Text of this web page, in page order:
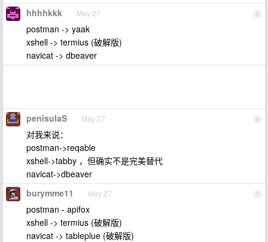
5
hhhhkkk May 27
postman -> yaak
xshell -> termius (破解版)
navicat -> dbeaver
6
penisulaS May 27
对我来说：
postman->reqable
xshell->tabby ，但确实不是完美替代
navicat->dbeaver
7
burymme11 May 27
postman - apifox
xshell -> termius (破解版)
navicat -> tableplue (破解版)